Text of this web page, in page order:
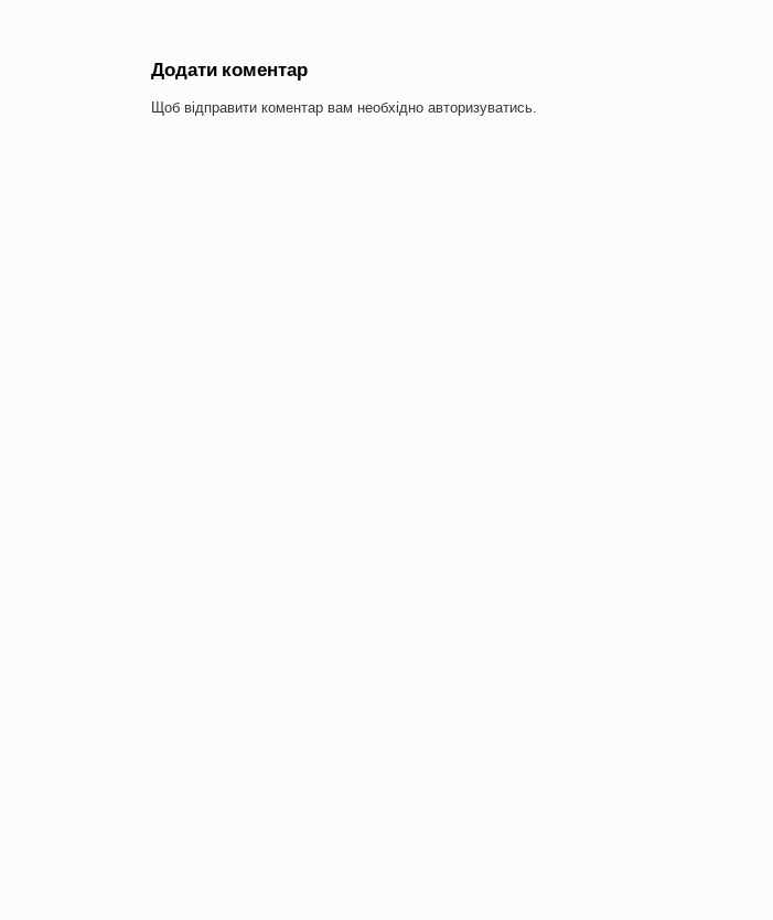
Додати коментар
Щоб відправити коментар вам необхідно авторизуватись.